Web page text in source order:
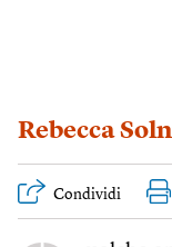
Rebecca
Condividi